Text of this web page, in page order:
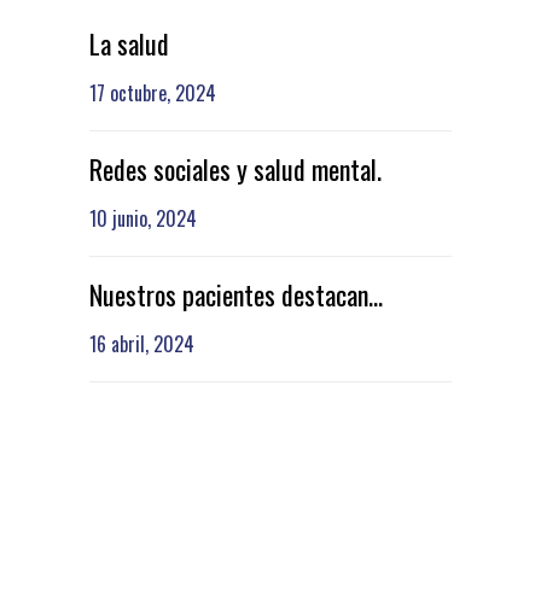
La salud
17 octubre, 2024
Redes sociales y salud mental.
10 junio, 2024
Nuestros pacientes destacan…
16 abril, 2024